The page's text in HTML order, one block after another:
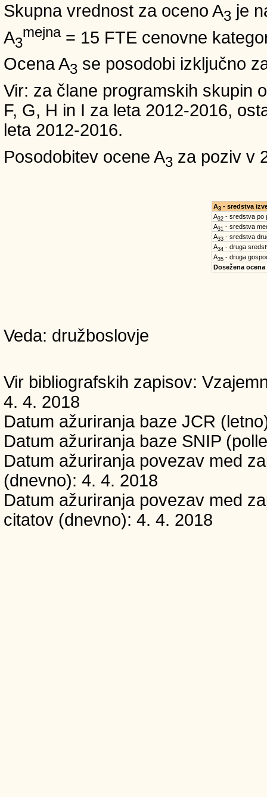
Skupna vrednost za oceno A3 je
A3
mejna= 15 FTE cenovne
Ocena A3 se posodobi izključno
Vir: za člane programskih skupin
F, G, H in I za leta 2012-2016,
leta 2012-2016.
Posodobitev ocene A3 za poziv v
A3- sredstva
A32- sredstva po
A31 - sredstva
A33- sredstva
A34 - druga
A35- druga
Dosežena ocena
Veda: družboslovje
Vir bibliografskih zapisov:
4. 4. 2018
Datum ažuriranja baze JCR
Datum ažuriranja baze SNIP
Datum ažuriranja povezav med
(dnevno): 4. 4. 2018
Datum ažuriranja povezav med
citatov (dnevno): 4. 4. 2018